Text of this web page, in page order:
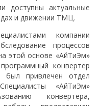
доступны актуальные
и движении ТМЦ.
компании
процессов
этой основе «АйТиЭм»
конвертер
был привлечен отдел
«АйТиЭм»
конвертера,